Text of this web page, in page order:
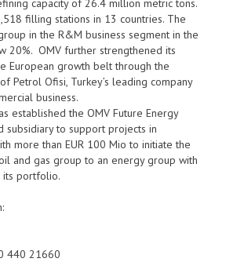
capacity of 26.4 million metric tons.
filling stations in 13 countries. The
in the R&M business segment in the
20%. OMV further strengthened its
European growth belt through the
Petrol Ofisi, Turkey’s leading company
business.
established the OMV Future Energy
subsidiary to support projects in
more than EUR 100 Mio to initiate the
and gas group to an energy group with
its portfolio.
440 21660